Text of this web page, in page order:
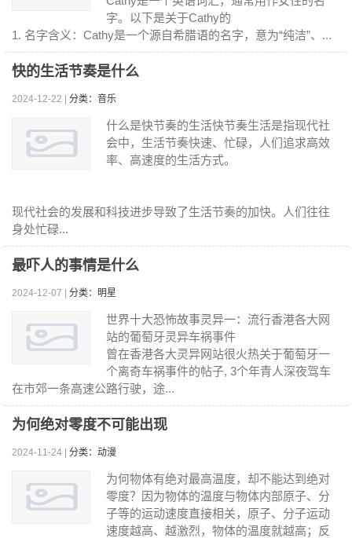
字。以下是关于Cathy的
1. 名字含义：Cathy是一个源自希腊语的名字，意为“纯洁”、...
快的生活节奏是什么
2024-12-22 | 分类：音乐
什么是快节奏的生活快节奏生活是指现代社
会中，生活节奏快速、忙碌，人们追求高效
率、高速度的生活方式。
现代社会的发展和科技进步导致了生活节奏的加快。人们往往
身处忙碌...
最吓人的事情是什么
2024-12-07 | 分类：明星
世界十大恐怖故事灵异一：流行香港各大网
站的葡萄牙灵异车祸事件
曾在香港各大灵异网站很火热关于葡萄牙一
个离奇车祸事件的帖子, 3个年青人深夜驾车
在市郊一条高速公路行驶，途...
为何绝对零度不可能出现
2024-11-24 | 分类：动漫
为何物体有绝对最高温度，却不能达到绝对
零度？因为物体的温度与物体内部原子、分
子等的运动速度直接相关，原子、分子运动
速度越高、越激烈，物体的温度就越高；反